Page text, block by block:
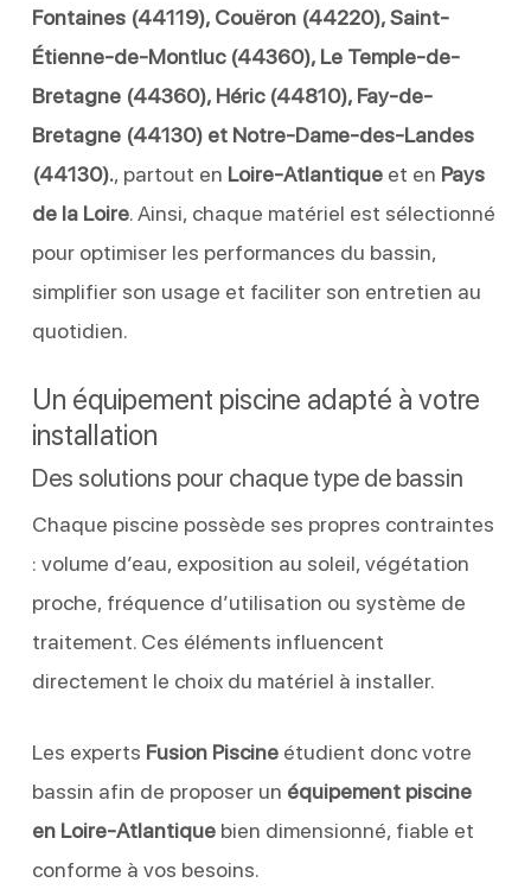
Fontaines (44119), Couëron (44220), Saint-
Étienne-de-Montluc (44360), Le Temple-de-
Bretagne (44360), Héric (44810), Fay-de-
Bretagne (44130) et Notre-Dame-des-Landes
(44130)., partout en Loire-Atlantiqueet en Pays
de la Loire. Ainsi, chaque matériel est sélectionné
pour optimiser les performances du bassin,
simplifier son usage et faciliter son entretien au
quotidien.
Un équipement piscine adapté à votre
installation
Des solutions pour chaque type de bassin
Chaque piscine possède ses propres contraintes
: volume d’eau, exposition au soleil, végétation
proche, fréquence d’utilisation ou système de
traitement. Ces éléments influencent
directement le choix du matériel à installer.
Les experts Fusion Piscineétudient donc votre
bassin afin de proposer un équipement piscine
en Loire-Atlantiquebien dimensionné, fiable et
conforme à vos besoins.